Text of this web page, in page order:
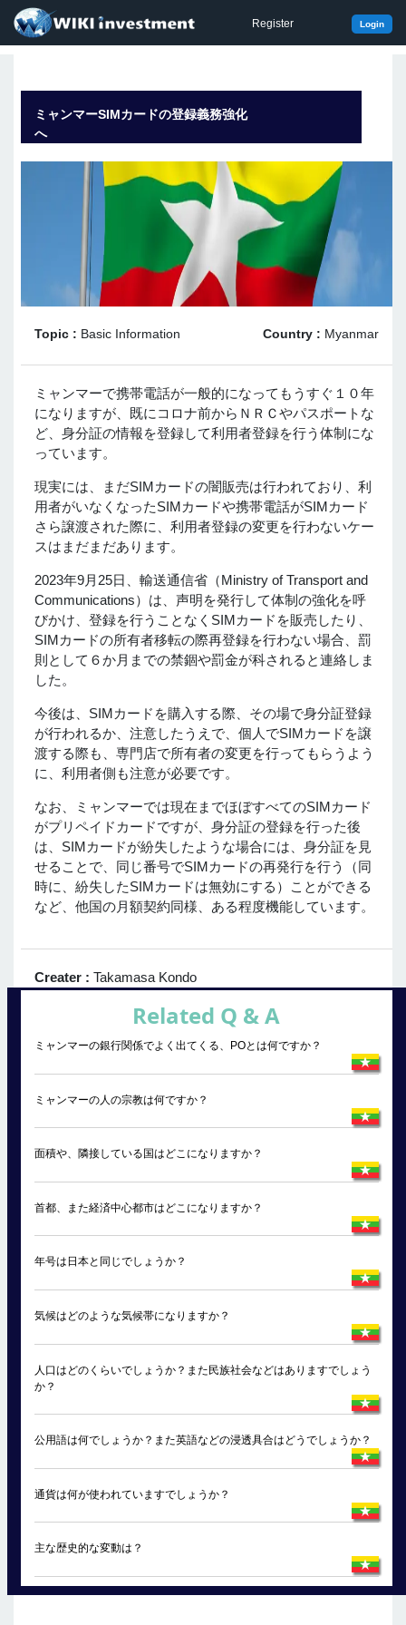
Register Login
ミャンマーSIMカードの登録義務強化
へ
Topic : Basic Information Country : Myanmar
ミャンマーで携帯電話が一般的になってもうすぐ１０年
になりますが、既にコロナ前からＮＲＣやパスポートな
ど、身分証の情報を登録して利用者登録を行う体制にな
っています。
現実には、まだSIMカードの闇販売は行われており、利
用者がいなくなったSIMカードや携帯電話がSIMカード
さら譲渡された際に、利用者登録の変更を行わないケー
スはまだまだあります。
2023年9月25日、輸送通信省（Ministry of Transport and
Communications）は、声明を発行して体制の強化を呼
びかけ、登録を行うことなくSIMカードを販売したり、
SIMカードの所有者移転の際再登録を行わない場合、罰
則として６か月までの禁錮や罰金が科されると連絡しま
した。
今後は、SIMカードを購入する際、その場で身分証登録
が行われるか、注意したうえで、個人でSIMカードを譲
渡する際も、専門店で所有者の変更を行ってもらうよう
に、利用者側も注意が必要です。
なお、ミャンマーでは現在までほぼすべてのSIMカード
がプリペイドカードですが、身分証の登録を行った後
は、SIMカードが紛失したような場合には、身分証を見
せることで、同じ番号でSIMカードの再発行を行う（同
時に、紛失したSIMカードは無効にする）ことができる
など、他国の月額契約同様、ある程度機能しています。
Creater : Takamasa Kondo
Related Q & A
ミャンマーの銀行関係でよく出てくる、POとは何ですか？
ミャンマーの人の宗教は何ですか？
面積や、隣接している国はどこになりますか？
首都、また経済中心都市はどこになりますか？
年号は日本と同じでしょうか？
気候はどのような気候帯になりますか？
人口はどのくらいでしょうか？また民族社会などはありますでしょう
か？
公用語は何でしょうか？また英語などの浸透具合はどうでしょうか？
通貨は何が使われていますでしょうか？
主な歴史的な変動は？